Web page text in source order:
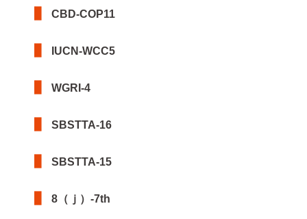
CBD-COP11
IUCN-WCC5
WGRI-4
SBSTTA-16
SBSTTA-15
8（ｊ）-7th